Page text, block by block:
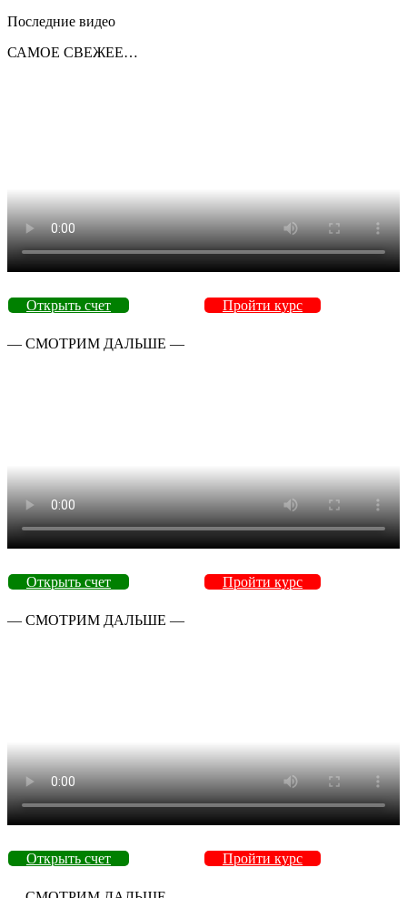
Последние видео
САМОЕ СВЕЖЕЕ…
Открыть счет Пройти курс
— СМОТРИМ ДАЛЬШЕ —
Открыть счет Пройти курс
— СМОТРИМ ДАЛЬШЕ —
Открыть счет Пройти курс